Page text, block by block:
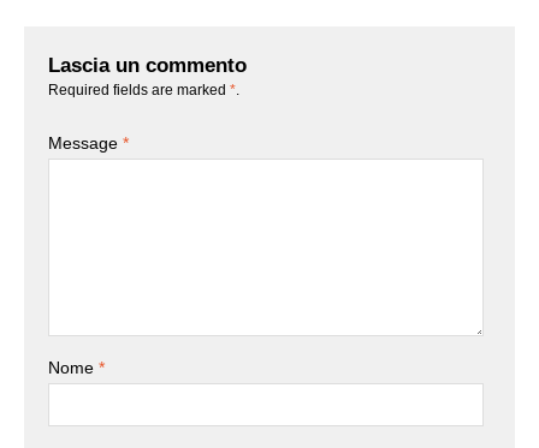
Lascia un commento
Required fields are marked *
Message *
Nome *